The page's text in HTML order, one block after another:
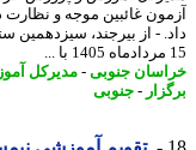
غائبین موجه و نظارت دقیق
- از بیرجند، سیزدهمین
جنوبی-مدیرکل آموزش
- جنوبی